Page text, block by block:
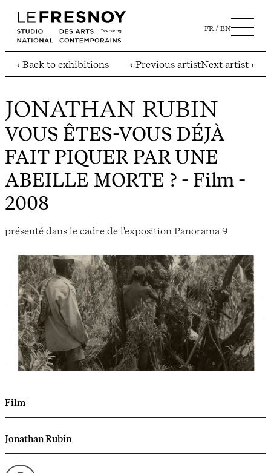
FR EN
‹ Back to exhibitions ‹ Previous artistNext artist ›
JONATHAN RUBIN
VOUS ÊTES-VOUS DÉJÀ
FAIT PIQUER PAR UNE
ABEILLE MORTE ? - Film -
2008
présenté dans le cadre de l'exposition Panorama 9
Film
Jonathan Rubin